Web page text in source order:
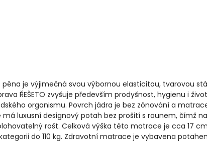
pěna je výjimečná svou výbornou elasticitou, tvarovou
ŘEŠETO zvyšuje především prodyšnost, hygienu i
organismu. Povrch jádra je bez zónování a
luxusní designový potah bez prošití s ​​rounem, čímž
rošt. Celková výška této matrace je cca 17
do 110 kg. Zdravotní matrace je vybavena